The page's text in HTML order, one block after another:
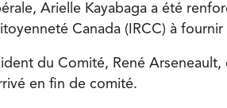
Arielle Kayabaga a été
Canada (IRCC) à fournir
du Comité, René Arseneault,
en fin de comité.